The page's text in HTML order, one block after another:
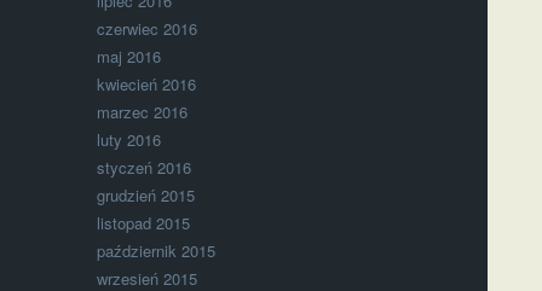
czerwiec 2016
maj 2016
kwiecień 2016
marzec 2016
luty 2016
styczeń 2016
grudzień 2015
listopad 2015
październik 2015
wrzesień 2015